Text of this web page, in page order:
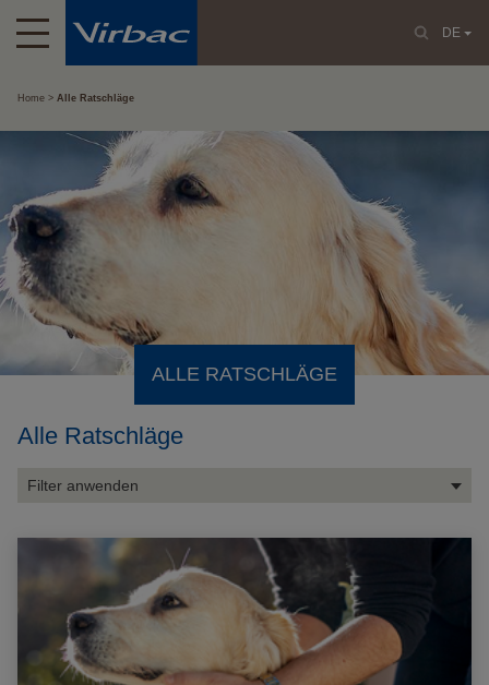
DE
Home Alle Ratschläge
ALLE RATSCHLÄGE
Alle Ratschläge
Filter anwenden